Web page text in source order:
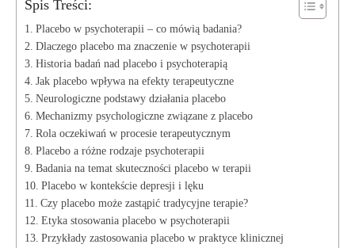
Spis Treści:
Placebo w psychoterapii – co mówią badania?
Dlaczego placebo ma znaczenie w psychoterapii
Historia badań nad placebo i psychoterapią
Jak placebo wpływa na efekty terapeutyczne
Neurologiczne podstawy działania placebo
Mechanizmy psychologiczne związane z placebo
Rola oczekiwań w procesie terapeutycznym
Placebo a różne rodzaje psychoterapii
Badania na temat skuteczności placebo w terapii
Placebo w kontekście depresji i lęku
Czy placebo może zastąpić tradycyjne terapie?
Etyka stosowania placebo w psychoterapii
Przykłady zastosowania placebo w praktyce klinicznej